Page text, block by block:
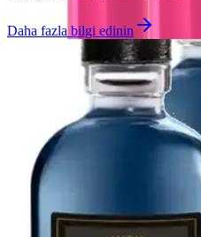
Daha fazla bilgi edinin